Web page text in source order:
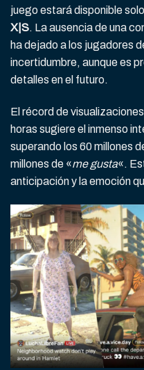
juego estará disponible
X|S. La ausencia de una
ha dejado a los jugadores
incertidumbre, aunque es
detalles en el futuro.
El récord de
horas sugiere el inmenso
superando los 60 millones
millones de «me gusta«.
anticipación y la emoción